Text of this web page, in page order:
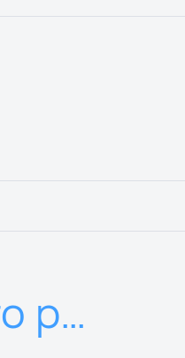
Место регистрации